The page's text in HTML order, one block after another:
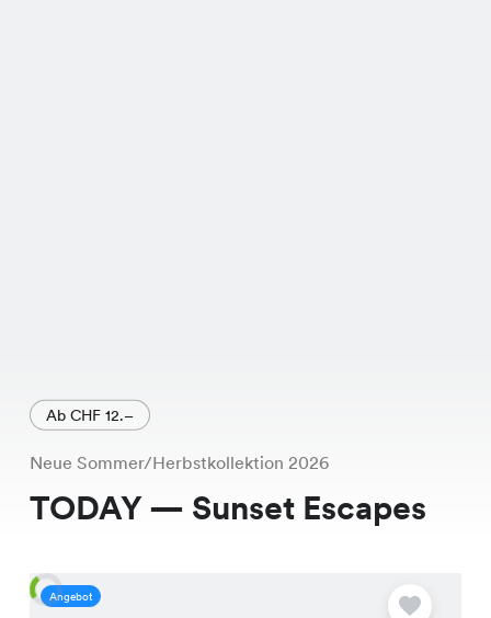
Ab CHF 12.–
Neue Sommer/Herbstkollektion 2026
TODAY — Sunset Escapes
Angebot